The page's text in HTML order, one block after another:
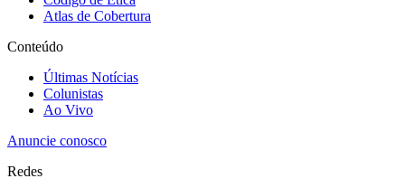
Atlas de Cobertura
Conteúdo
Últimas Notícias
Colunistas
Ao Vivo
Anuncie conosco
Redes